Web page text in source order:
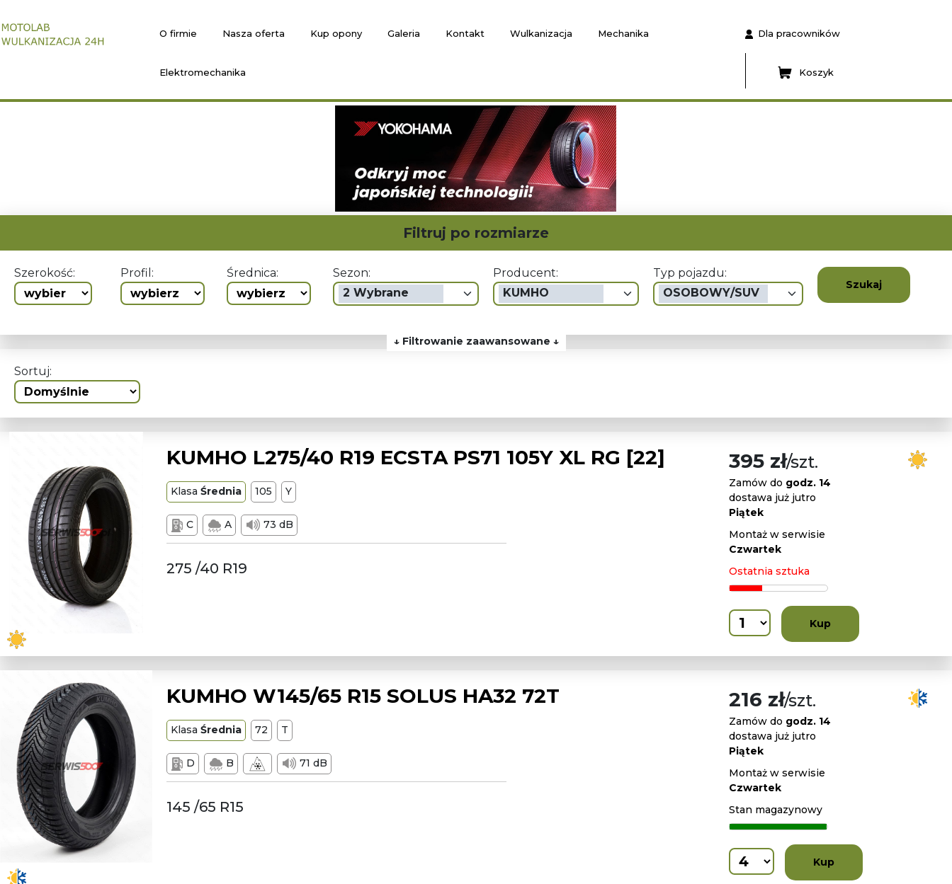
O firmie Nasza oferta Kup opony Galeria Kontakt Wulkanizacja Mechanika
Elektromechanika
Dla pracowników
Koszyk
Filtruj po rozmiarze
Szerokość: Profil: Średnica:
Sezon:
2 Wybrane
Producent:
KUMHO
Typ pojazdu:
OSOBOWY/SUV
Szukaj
↓ Filtrowanie zaawansowane ↓
Sortuj:
KUMHO L275/40 R19 ECSTA PS71 105Y XL RG [22]
Klasa Średnia 105 Y
C A 73 dB
275 /40 R19
395 zł/szt.
Zamów do godz. 14
dostawa już jutro
Piątek
Montaż w serwisie
Czwartek
Ostatnia sztuka
Kup
KUMHO W145/65 R15 SOLUS HA32 72T
Klasa Średnia 72 T
D B 71 dB
145 /65 R15
216 zł/szt.
Zamów do godz. 14
dostawa już jutro
Piątek
Montaż w serwisie
Czwartek
Stan magazynowy
Kup